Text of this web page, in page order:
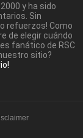
y ha sido
Sin
refuerzos! Como
de elegir cuándo
fanático de RSC
sitio?